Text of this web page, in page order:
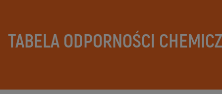
TABELA ODPORNOŚCI